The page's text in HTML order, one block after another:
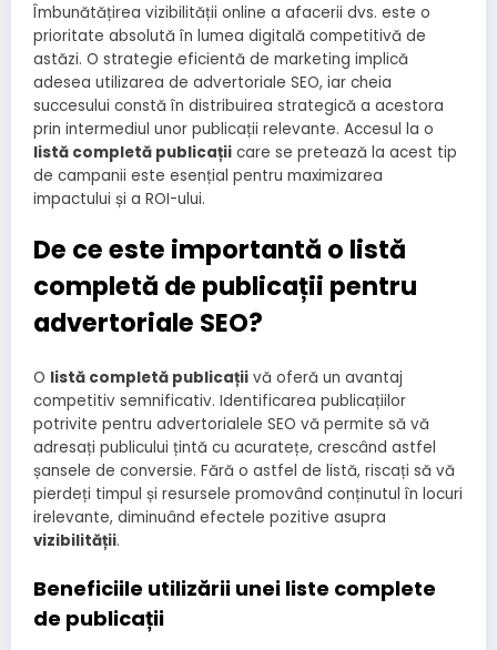
Îmbunătățirea vizibilității online a afacerii dvs. este o
prioritate absolută în lumea digitală competitivă de
astăzi. O strategie eficientă de marketing implică
adesea utilizarea de advertoriale SEO, iar cheia
succesului constă în distribuirea strategică a acestora
prin intermediul unor publicații relevante. Accesul la o
listă completă publicații care se pretează la acest tip
de campanii este esențial pentru maximizarea
impactului și a ROI-ului.
De ce este importantă o listă
completă de publicații pentru
advertoriale SEO?
O listă completă publicații vă oferă un avantaj
competitiv semnificativ. Identificarea publicațiilor
potrivite pentru advertorialele SEO vă permite să vă
adresați publicului țintă cu acuratețe, crescând astfel
șansele de conversie. Fără o astfel de listă, riscați să vă
pierdeți timpul și resursele promovând conținutul în locuri
irelevante, diminuând efectele pozitive asupra
vizibilității.
Beneficiile utilizării unei liste complete
de publicații